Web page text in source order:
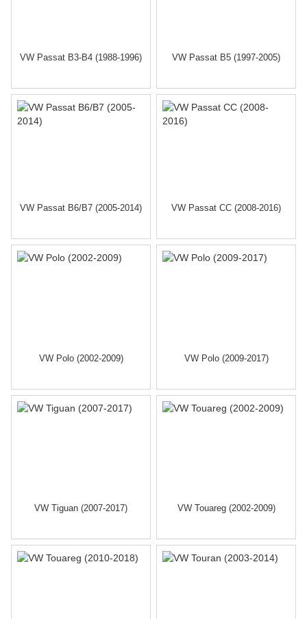
VW Passat B3-B4 (1988-1996) VW Passat B5 (1997-2005)
VW Passat B6/B7 (2005-2014) VW Passat CC (2008-2016)
VW Polo (2002-2009) VW Polo (2009-2017)
VW Tiguan (2007-2017) VW Touareg (2002-2009)